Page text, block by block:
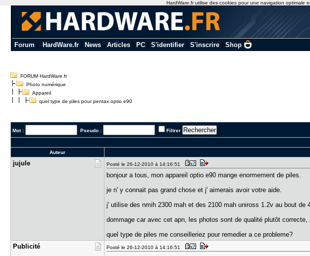
Forum HardWare.fr| News| Articles| PC| S'identifier| S'inscrire| Shop
FORUM HardWare.fr
Photo numérique
Appareil
quel type de piles pour pentax optio e90
Mot : Pseudo : Filtrer
Auteur
jujule Posté le 26-12-2010 à 14:16:51
bonjour a tous, mon appareil optio e90 mange enormement de piles.
je n' y connait pas grand chose et j' aimerais avoir votre aide.
j' utilise des nmih 2300 mah et des 2100 mah uniross 1.2v au bout de
dommage car avec cet apn, les photos sont de qualité plutôt
quel type de piles me conseilleriez pour remedier a ce probleme?
Publicité
Posté le 26-12-2010 à 14:16:51
HardWare.fr utilise des cookies pour une navigation optimale